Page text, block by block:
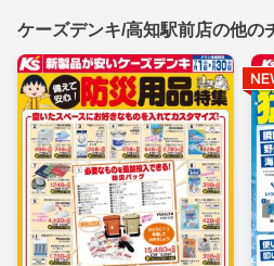
ケーズデンキ/高知駅前店の他の